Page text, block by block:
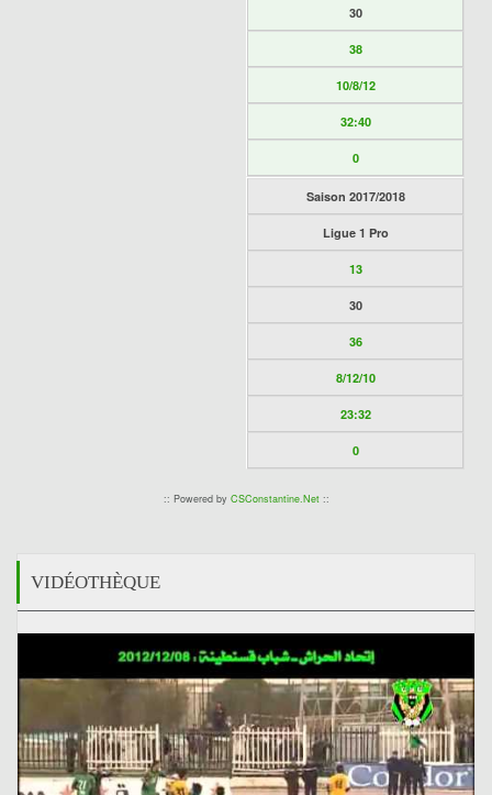
30
38
10/8/12
32:40
0
Saison 2017/2018
Ligue 1 Pro
13
30
36
8/12/10
23:32
0
:: Powered by CSConstantine.Net::
VIDÉOTHÈQUE